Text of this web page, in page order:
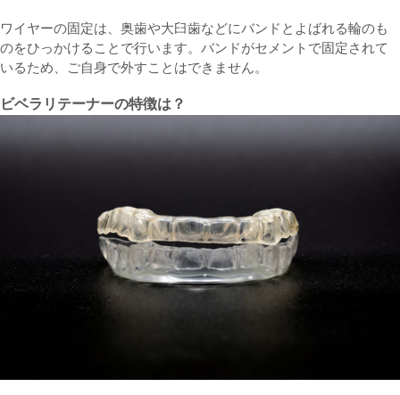
ワイヤーの固定は、奥歯や大臼歯などにバンドとよばれる輪のも
のをひっかけることで行います。バンドがセメントで固定されて
いるため、ご自身で外すことはできません。
ビベラリテーナーの特徴は？